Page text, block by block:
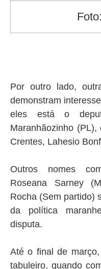
Por outro lado,
demonstram
eles está o
Maranhãozinho
Crentes, Lahesio
Outros nomes
Roseana Sarney
Rocha (Sem partido)
da política
disputa.
Até o final de
tabuleiro, quando